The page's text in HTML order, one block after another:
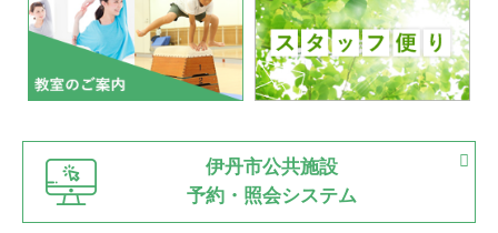
緑ケ丘体育館
2022.07.03
市内総合体育大会が開始
緑ケ丘体育館 猪名川運動広場
古池運動広場
2022.06.12
県知事杯争奪バレーボール大会が開催
緑ケ丘体育館
伊丹市公共施設
予約・照会システム